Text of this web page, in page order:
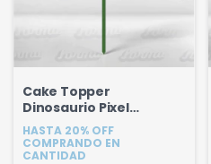
Cake Topper
Dinosaurio Pixel
Personalizado
HASTA 20% OFF
COMPRANDO EN
CANTIDAD